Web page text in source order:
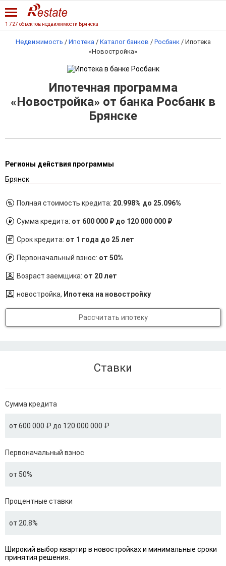
1 727 объектов недвижимости Брянска
Недвижимость / Ипотека / Каталог банков / Росбанк / Ипотека
«Новостройка»
Ипотечная программа
«Новостройка» от банка Росбанк в
Брянске
Регионы действия программы
Брянск
Полная стоимость кредита: 20.998% до 25.096%
Сумма кредита: от 600 000 ₽ до 120 000 000 ₽
Срок кредита: от 1 года до 25 лет
Первоначальный взнос: от 50%
Возраст заемщика: от 20 лет
новостройка, Ипотека на новостройку
Рассчитать ипотеку
Ставки
Сумма кредита
от 600 000 ₽ до 120 000 000 ₽
Первоначальный взнос
от 50%
Процентные ставки
от 20.8%
Широкий выбор квартир в новостройках и минимальные сроки
принятия решения.